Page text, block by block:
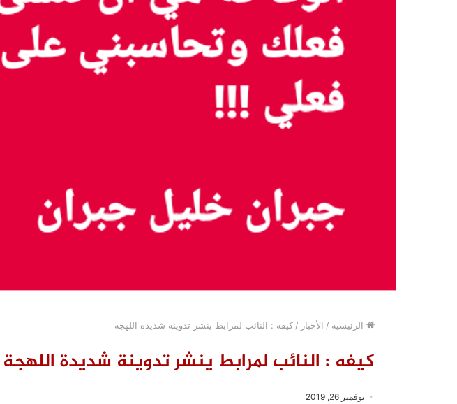
الرئيسية / الأخبار / كيفه : النائب لمرابط ينشر تدوينة شديدة اللهجة
كيفه : النائب لمرابط ينشر تدوينة شديدة اللهجة
نوفمبر 26, 2019